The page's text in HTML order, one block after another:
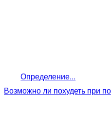
Определение...
Возможно ли похудеть при